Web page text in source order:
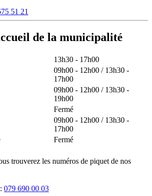
51 21
de la municipalité
13h30 - 17h00
09h00 - 12h00 / 13h30 -
17h00
09h00 - 12h00 / 13h30 -
19h00
Fermé
09h00 - 12h00 / 13h30 -
17h00
Fermé
trouverez les numéros de piquet de nos
079 690 00 03